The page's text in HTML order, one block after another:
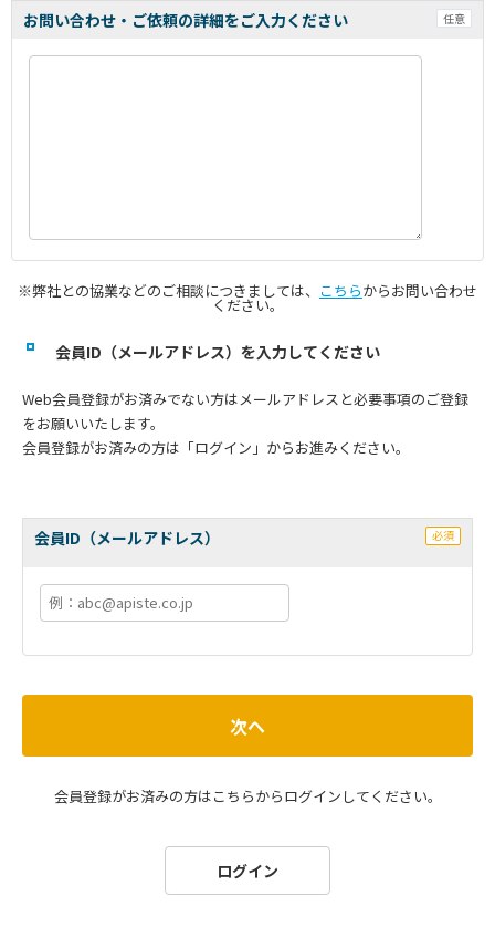
お問い合わせ・ご依頼の詳細をご入力ください 任意
※弊社との協業などのご相談につきましては、 こちらからお問い合わせ
ください。
会員ID（メールアドレス）を入力してください
Web会員登録がお済みでない方はメールアドレスと必要事項のご登録
をお願いいたします。
会員登録がお済みの方は「ログイン」からお進みください。
会員ID（メールアドレス） 必須
次へ
会員登録がお済みの方はこちらからログインしてください。
ログイン